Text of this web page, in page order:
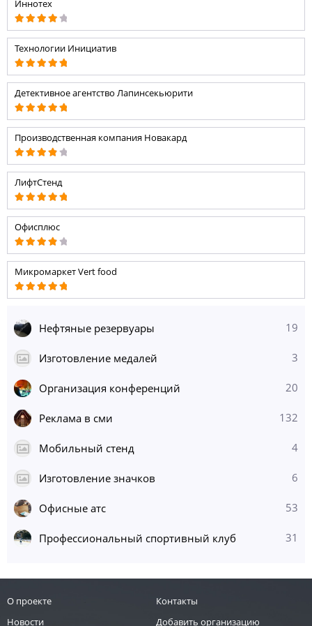
Иннотех
Технологии Инициатив
Детективное агентство Лапинсекьюрити
Производственная компания Новакард
ЛифтСтенд
Офисплюс
Микромаркет Vert food
Нефтяные резервуары 19
Изготовление медалей 3
Организация конференций 20
Реклама в сми 132
Мобильный стенд 4
Изготовление значков 6
Офисные атс 53
Профессиональный спортивный клуб 31
О проекте
Новости
Контакты
Добавить организацию